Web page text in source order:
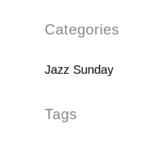
Categories
Jazz Sunday
Tags